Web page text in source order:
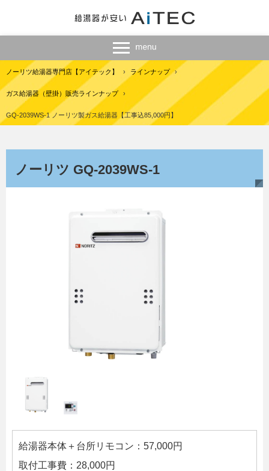
ノーリツ給湯器専門店【アイテック】 › ラインナップ ›
ガス給湯器（壁掛）販売ラインナップ ›
GQ-2039WS-1 ノーリツ製ガス給湯器【工事込85,000円】
ノーリツ GQ-2039WS-1
給湯器本体＋台所リモコン：57,000円
取付工事費：28,000円